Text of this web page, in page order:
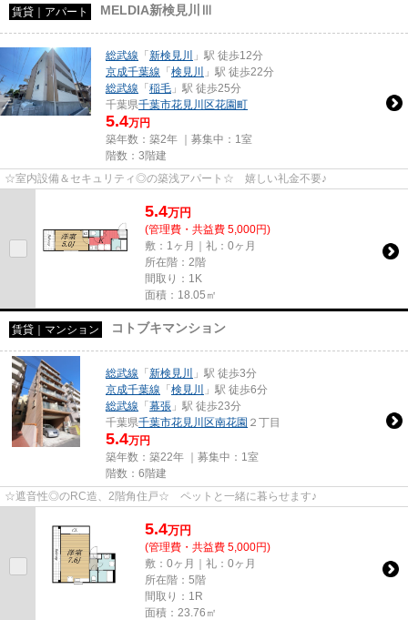
賃貸｜アパート MELDIA新検見川Ⅲ
総武線 「新検見川
」駅 徒歩12分
京成千葉線 「検見川
」駅 徒歩22分
総武線 「稲毛 」駅 徒歩25分
千葉県千葉市花見川区花園町
5.4万円
築年数：築2年 ｜募集中： 1室
階数：3階建
☆室内設備＆セキュリティ◎の築浅アパート☆ 嬉しい礼金不要♪
5.4万円
(管理費・共益費 5,000円)
敷：1ヶ月｜礼：0ヶ月
所在階：2階
間取り：1K
面積：18.05㎡
賃貸｜マンション コトブキマンション
総武線 「新検見川
」駅 徒歩3分
京成千葉線 「検見川
」駅 徒歩6分
総武線 「幕張 」駅 徒歩23分
千葉県千葉市花見川区南花園 ２丁目
5.4万円
築年数：築22年 ｜募集中： 1室
階数：6階建
☆遮音性◎のRC造、2階角住戸☆ ペットと一緒に暮らせます♪
5.4万円
(管理費・共益費 5,000円)
敷：0ヶ月｜礼：0ヶ月
所在階：5階
間取り：1R
面積：23.76㎡